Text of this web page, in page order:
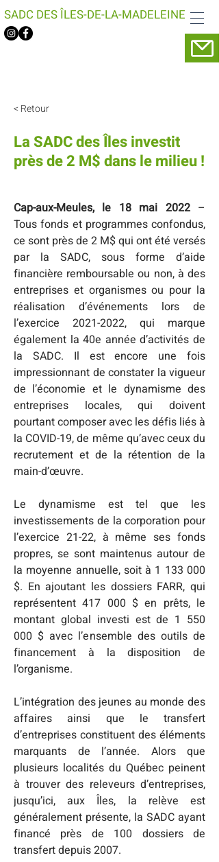
SADC DES ÎLES-DE-LA-MADELEINE
< Retour
La SADC des Îles investit
près de 2 M$ dans le milieu !
Cap-aux-Meules, le 18 mai 2022 –
Tous fonds et programmes confondus,
ce sont près de 2 M$ qui ont été versés
par la SADC, sous forme d’aide
financière remboursable ou non, à des
entreprises et organismes ou pour la
réalisation d’événements lors de
l’exercice 2021-2022, qui marque
également la 40e année d’activités de
la SADC. Il est encore une fois
impressionnant de constater la vigueur
de l’économie et le dynamisme des
entreprises locales, qui doivent
pourtant composer avec les défis liés à
la COVID-19, de même qu’avec ceux du
recrutement et de la rétention de la
main-d’œuvre.
Le dynamisme est tel que les
investissements de la corporation pour
l’exercice 21-22, à même ses fonds
propres, se sont maintenus autour de
la moyenne annuelle, soit à 1 133 000
$. En ajoutant les dossiers FARR, qui
représentent 417 000 $ en prêts, le
montant global investi est de 1 550
000 $ avec l’ensemble des outils de
financement à la disposition de
l’organisme.
L’intégration des jeunes au monde des
affaires ainsi que le transfert
d’entreprises constituent des éléments
marquants de l’année. Alors que
plusieurs localités du Québec peinent
à trouver des releveurs d’entreprises,
jusqu’ici, aux Îles, la relève est
généralement présente, la SADC ayant
financé près de 100 dossiers de
transfert depuis 2007.